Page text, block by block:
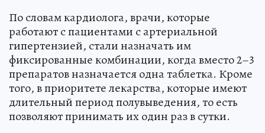
По словам кардиолога, врачи, которые
работают с пациентами с артериальной
гипертензией, стали назначать им
фиксированные комбинации, когда вместо 2–3
препаратов назначается одна таблетка. Кроме
того, в приоритете лекарства, которые имеют
длительный период полувыведения, то есть
позволяют принимать их один раз в сутки.